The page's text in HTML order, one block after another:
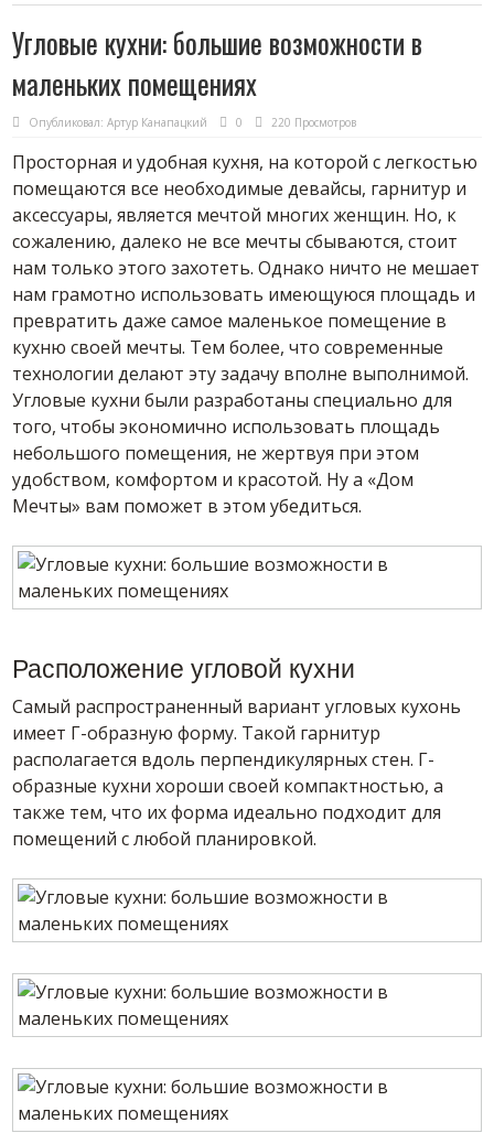
Угловые кухни: большие возможности в
маленьких помещениях
Опубликовал:Артур Канапацкий 0 220 Просмотров
Просторная и удобная кухня, на которой с легкостью
помещаются все необходимые девайсы, гарнитур и
аксессуары, является мечтой многих женщин. Но, к
сожалению, далеко не все мечты сбываются, стоит
нам только этого захотеть. Однако ничто не мешает
нам грамотно использовать имеющуюся площадь и
превратить даже самое маленькое помещение в
кухню своей мечты. Тем более, что современные
технологии делают эту задачу вполне выполнимой.
Угловые кухни были разработаны специально для
того, чтобы экономично использовать площадь
небольшого помещения, не жертвуя при этом
удобством, комфортом и красотой. Ну а «Дом
Мечты» вам поможет в этом убедиться.
Расположение угловой кухни
Самый распространенный вариант угловых кухонь
имеет Г-образную форму. Такой гарнитур
располагается вдоль перпендикулярных стен. Г-
образные кухни хороши своей компактностью, а
также тем, что их форма идеально подходит для
помещений с любой планировкой.